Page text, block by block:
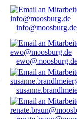
info@moosburg.de
ewo@moosburg.de